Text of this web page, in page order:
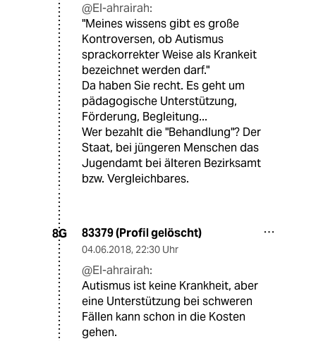
@El-ahrairah:
"Meines wissens gibt es große
Kontroversen, ob Autismus
sprackorrekter Weise als Krankeit
bezeichnet werden darf."
Da haben Sie recht. Es geht um
pädagogische Unterstützung,
Förderung, Begleitung...
Wer bezahlt die "Behandlung"? Der
Staat, bei jüngeren Menschen das
Jugendamt bei älteren Bezirksamt
bzw. Vergleichbares.
8G 83379 (Profil gelöscht)
04.06.2018, 22:30 Uhr
@El-ahrairah:
Autismus ist keine Krankheit, aber
eine Unterstützung bei schweren
Fällen kann schon in die Kosten
gehen.